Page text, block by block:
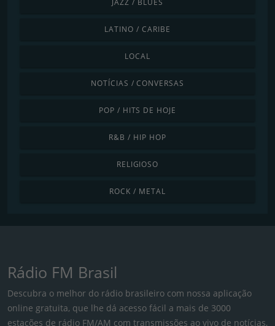
JAZZ / BLUES
LATINO / CARIBE
LOCAL
NOTÍCIAS / CONVERSAS
POP / HITS DE HOJE
R&B / HIP HOP
RELIGIOSO
ROCK / METAL
Rádio FM Brasil
Descubra o melhor do rádio brasileiro com nossa aplicação
online gratuita, que lhe dá acesso fácil a mais de 3000
estações de rádio FM/AM com transmissões ao vivo de notícias,